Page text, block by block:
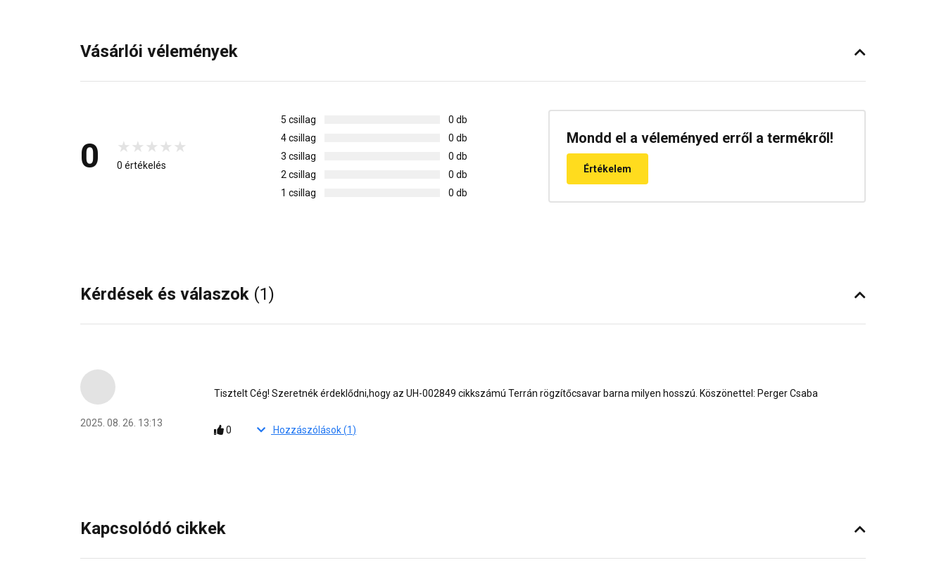
Vásárlói vélemények
0 0 értékelés
5 csillag
0 db
4 csillag
0 db
3 csillag
0 db
2 csillag
0 db
1 csillag
0 db
Mondd el a véleményed erről a termékről!
Értékelem
Kérdések és válaszok (1)
2025. 08. 26. 13:13
Tisztelt Cég! Szeretnék érdeklődni,hogy az UH-002849 cikkszámú Terrán rögzítőcsavar barna milyen hosszú. Köszönettel: Perger Csaba
0 Hozzászólások (1)
Kapcsolódó cikkek